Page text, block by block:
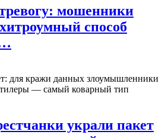
мошенники
способ
для кражи данных злоумышленники
— самый коварный тип
украли пакет